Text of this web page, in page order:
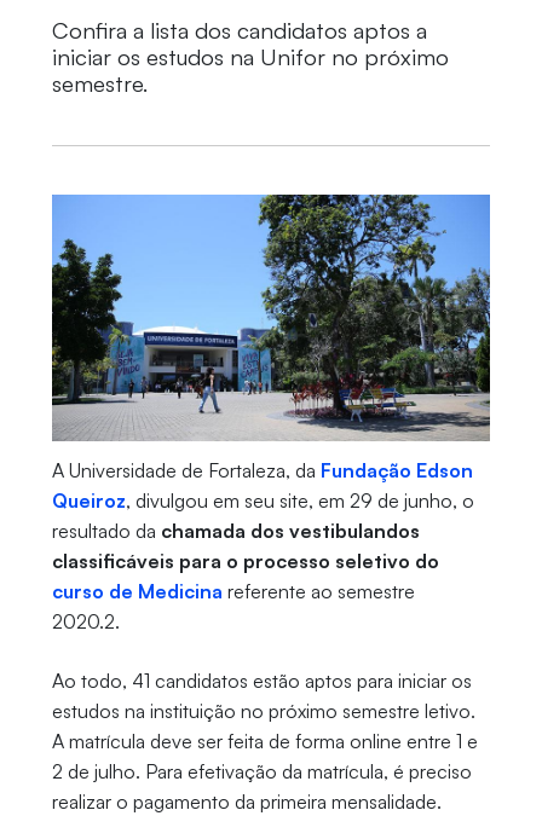
Confira a lista dos candidatos aptos a
iniciar os estudos na Unifor no próximo
semestre.
A Universidade de Fortaleza, da Fundação Edson
Queiroz, divulgou em seu site, em 29 de junho, o
resultado da chamada dos vestibulandos
classificáveis para o processo seletivo do
curso de Medicina referente ao semestre
2020.2.
Ao todo, 41 candidatos estão aptos para iniciar os
estudos na instituição no próximo semestre letivo.
A matrícula deve ser feita de forma online entre 1 e
2 de julho. Para efetivação da matrícula, é preciso
realizar o pagamento da primeira mensalidade.